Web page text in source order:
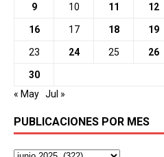
9 10 11 12
16 17 18 19
23 24 25 26
30
« May Jul »
PUBLICACIONES POR MES